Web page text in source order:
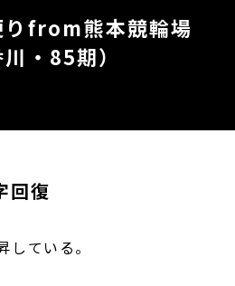
りfrom熊本競輪場
・85期）
回復
ている。